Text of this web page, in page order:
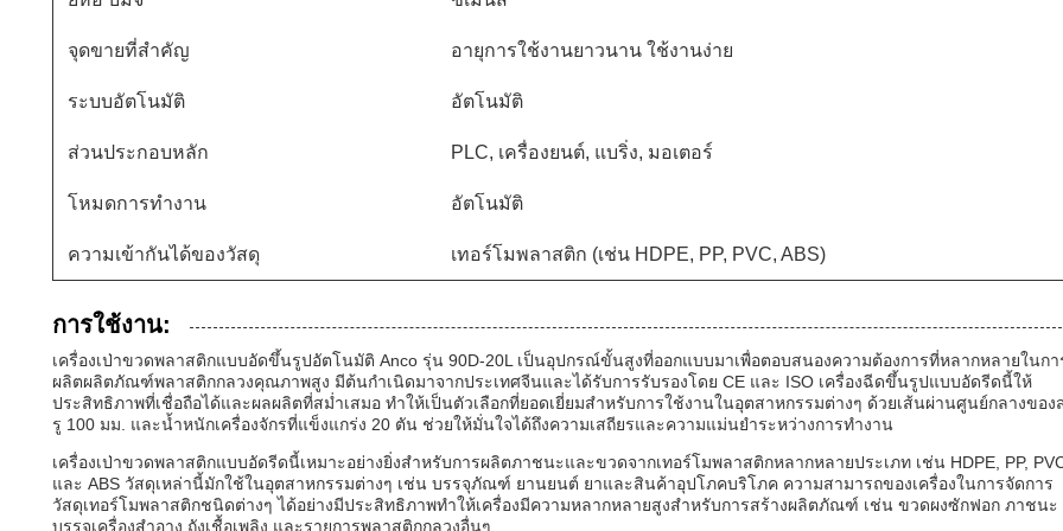
จุดขายที่สำคัญ อายุการใช้งานยาวนาน ใช้งานง่าย
ระบบอัตโนมัติ อัตโนมัติ
ส่วนประกอบหลัก PLC, เครื่องยนต์, แบริ่ง, มอเตอร์
โหมดการทำงาน อัตโนมัติ
ความเข้ากันได้ของวัสดุ เทอร์โมพลาสติก (เช่น HDPE, PP, PVC, ABS)
การใช้งาน:
เครื่องเป่าขวดพลาสติกแบบอัดขึ้นรูปอัตโนมัติ Anco รุ่น 90D-20L เป็นอุปกรณ์ขั้นสูงที่ออกแบบมาเพื่อตอบสนองความต้องการที่หลากหลายในกา
ผลิตผลิตภัณฑ์พลาสติกกลวงคุณภาพสูง มีต้นกำเนิดมาจากประเทศจีนและได้รับการรับรองโดย CE และ ISO เครื่องฉีดขึ้นรูปแบบอัดรีดนี้ให้
ประสิทธิภาพที่เชื่อถือได้และผลผลิตที่สม่ำเสมอ ทำให้เป็นตัวเลือกที่ยอดเยี่ยมสำหรับการใช้งานในอุตสาหกรรมต่างๆ ด้วยเส้นผ่านศูนย์กลางของ
รู 100 มม. และน้ำหนักเครื่องจักรที่แข็งแกร่ง 20 ตัน ช่วยให้มั่นใจได้ถึงความเสถียรและความแม่นยำระหว่างการทำงาน
เครื่องเป่าขวดพลาสติกแบบอัดรีดนี้เหมาะอย่างยิ่งสำหรับการผลิตภาชนะและขวดจากเทอร์โมพลาสติกหลากหลายประเภท เช่น HDPE, PP,
และ ABS วัสดุเหล่านี้มักใช้ในอุตสาหกรรมต่างๆ เช่น บรรจุภัณฑ์ ยานยนต์ ยาและสินค้าอุปโภคบริโภค ความสามารถของเครื่องในการจัดการ
วัสดุเทอร์โมพลาสติกชนิดต่างๆ ได้อย่างมีประสิทธิภาพทำให้เครื่องมีความหลากหลายสูงสำหรับการสร้างผลิตภัณฑ์ เช่น ขวดผงซักฟอก ภาชนะ
บรรจุเครื่องสำอาง ถังเชื้อเพลิง และรายการพลาสติกกลวงอื่นๆ